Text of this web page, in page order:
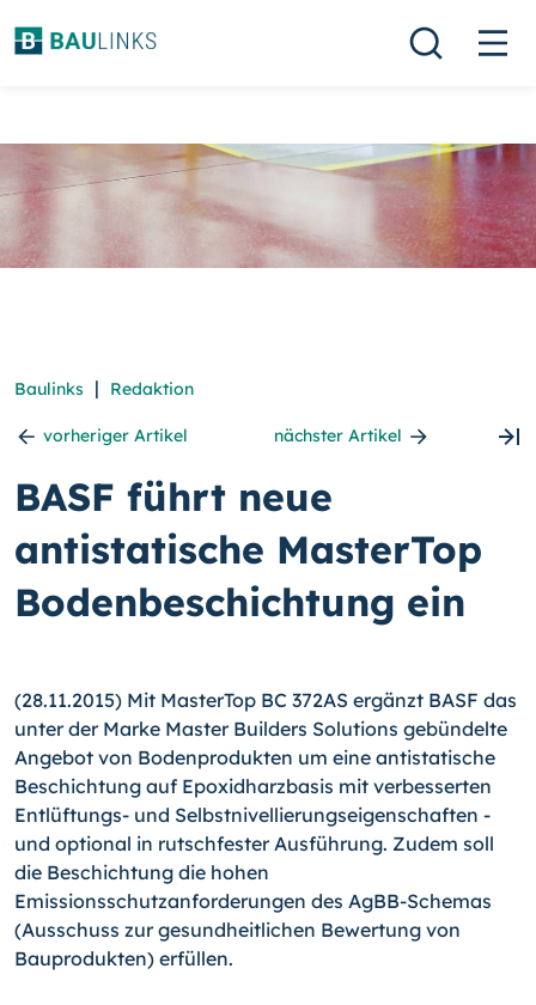
Baulinks | Redaktion
vorheriger Artikel nächster Artikel
BASF führt neue
antistatische MasterTop
Bodenbeschichtung ein
(28.11.2015) Mit MasterTop BC 372AS ergänzt BASF das
unter der Marke Master Builders Solutions gebündelte
Angebot von Bodenprodukten um eine antistatische
Be­schichtung auf Epoxidharzbasis mit verbesserten
Entlüftungs- und Selbstnivellierungs­eigenschaften -
und optional in rutschfester Ausführung. Zudem soll
die Beschichtung die hohen
Emissionsschutzanforderungen des AgBB-Schemas
(Ausschuss zur gesund­heitlichen Bewertung von
Bauprodukten) erfüllen.